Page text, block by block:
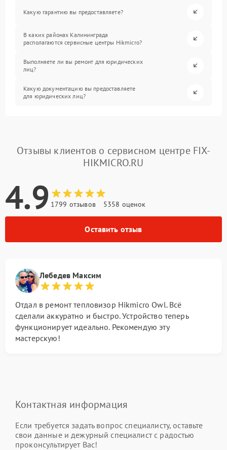
Какую гарантию вы предоставляете?
В каких районах Калининграда
располагаются сервисные центры Hikmicro?
Выполняете ли вы ремонт для юридических
лиц?
Какую документацию вы предоставляете
для юридических лиц?
Отзывы клиентов о сервисном центре FIX-
HIKMICRO.RU
4.9 1799 отзывов 5358 оценок
Оставить отзыв
Лебедев Максим
Отдал в ремонт тепловизор Hikmicro Owl. Всё
сделали аккуратно и быстро. Устройство теперь
функционирует идеально. Рекомендую эту
мастерскую!
Контактная информация
Если требуется задать вопрос специалисту, оставьте
свои данные и дежурный специалист с радостью
проконсультирует Вас!